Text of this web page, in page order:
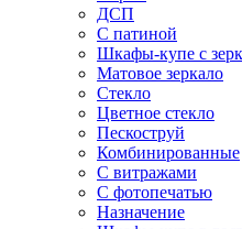
ДСП
С патиной
Шкафы-купе с
Матовое зеркало
Стекло
Цветное стекло
Пескоструй
Комбинированные
С витражами
С фотопечатью
Назначение